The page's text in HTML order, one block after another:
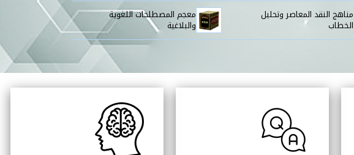
مناهج النقد المعاصر وتحليل
الخطاب
معجم المصطلحات اللغوية
والبلاغية